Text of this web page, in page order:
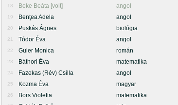
18 Beke Beáta [volt] angol
19 Benţea Adela angol
20 Puskás Ágnes biológia
21 Tódor Éva angol
22 Guler Monica román
23 Báthori Éva matematika
24 Fazekas (Rév) Csilla angol
25 Kozma Éva magyar
26 Bors Violetta matematika